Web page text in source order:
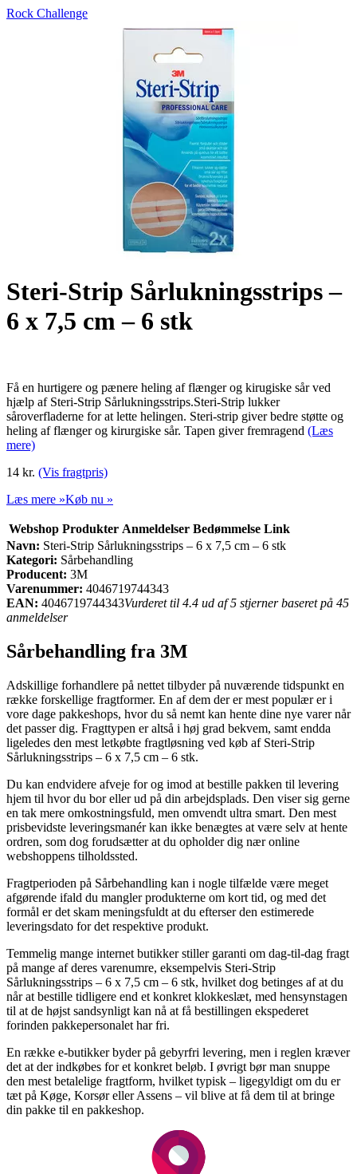
Rock Challenge
Steri-Strip Sårlukningsstrips –
6 x 7,5 cm – 6 stk
Få en hurtigere og pænere heling af flænger og kirugiske sår ved
hjælp af Steri-Strip Sårlukningsstrips.Steri-Strip lukker
såroverfladerne for at lette helingen. Steri-strip giver bedre støtte og
heling af flænger og kirurgiske sår. Tapen giver fremragend (Læs
mere)
14 kr. (Vis fragtpris)
Læs mere »Køb nu »
Webshop Produkter Anmeldelser Bedømmelse Link
Navn: Steri-Strip Sårlukningsstrips – 6 x 7,5 cm – 6 stk
Kategori: Sårbehandling
Producent: 3M
Varenummer: 4046719744343
EAN: 4046719744343Vurderet til 4.4 ud af 5 stjerner baseret på 45
anmeldelser
Sårbehandling fra 3M
Adskillige forhandlere på nettet tilbyder på nuværende tidspunkt en
række forskellige fragtformer. En af dem der er mest populær er i
vore dage pakkeshops, hvor du så nemt kan hente dine nye varer når
det passer dig. Fragttypen er altså i høj grad bekvem, samt endda
ligeledes den mest letkøbte fragtløsning ved køb af Steri-Strip
Sårlukningsstrips – 6 x 7,5 cm – 6 stk.
Du kan endvidere afveje for og imod at bestille pakken til levering
hjem til hvor du bor eller ud på din arbejdsplads. Den viser sig gerne
en tak mere omkostningsfuld, men omvendt ultra smart. Den mest
prisbevidste leveringsmanér kan ikke benægtes at være selv at hente
ordren, som dog forudsætter at du opholder dig nær online
webshoppens tilholdssted.
Fragtperioden på Sårbehandling kan i nogle tilfælde være meget
afgørende ifald du mangler produkterne om kort tid, og med det
formål er det skam meningsfuldt at du efterser den estimerede
leveringsdato for det respektive produkt.
Temmelig mange internet butikker stiller garanti om dag-til-dag fragt
på mange af deres varenumre, eksempelvis Steri-Strip
Sårlukningsstrips – 6 x 7,5 cm – 6 stk, hvilket dog betinges af at du
når at bestille tidligere end et konkret klokkeslæt, med hensynstagen
til at de højst sandsynligt kan nå at få bestillingen ekspederet
forinden pakkepersonalet har fri.
En række e-butikker byder på gebyrfri levering, men i reglen kræver
det at der indkøbes for et konkret beløb. I øvrigt bør man snuppe
den mest betalelige fragtform, hvilket typisk – ligegyldigt om du er
tæt på Køge, Korsør eller Assens – vil blive at få dem til at bringe
din pakke til en pakkeshop.